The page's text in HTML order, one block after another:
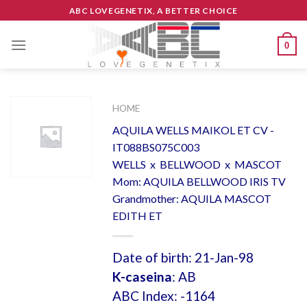
to
content
ABC LOVEGENETIX, A BETTER CHOICE
0
HOME
AQUILA WELLS MAIKOL ET CV -
IT088BS075C003
WELLS x BELLWOOD x MASCOT
Mom: AQUILA BELLWOOD IRIS TV
Grandmother: AQUILA MASCOT
EDITH ET
Date of birth: 21-Jan-98
K-caseina: AB
ABC Index: -1164